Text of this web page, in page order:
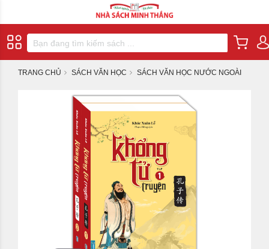
TRANG CHỦ SÁCH VĂN HỌC SÁCH VĂN HỌC NƯỚC NGOÀI